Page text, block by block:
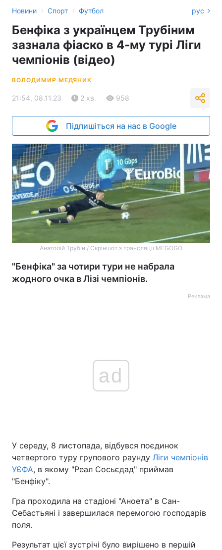
Новини › Спорт › Футбол рус
Бенфіка з українцем Трубіним
зазнала фіаско в 4-му турі Ліги
чемпіонів (відео)
ВОЛОДИМИР МЕДЯНИК
21:54, 08.11.23 2 хв. 958
Підпишіться на нас в Google
Анатолій Трубін / Скріншот з трансляції MEGOGO
"Бенфіка" за чотири тури не набрала
жодного очка в Лізі чемпіонів.
Реклама
ad
У середу, 8 листопада, відбувся поєдинок
четвертого туру групового раунду Ліги чемпіонів
УЄФА, в якому "Реал Сосьєдад" приймав
"Бенфіку".
Гра проходила на стадіоні "Аноета" в Сан-
Себастьяні і завершилася перемогою господарів
поля.
Результат цієї зустрічі було вирішено в першій